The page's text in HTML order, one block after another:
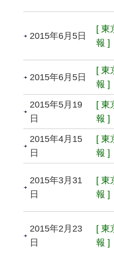
2015年6月5日
[ 東
報 ]
2015年6月5日
[ 東
報 ]
2015年5月19
日
[ 東
報 ]
2015年4月15
日
[ 東
報 ]
2015年3月31
日
[ 東
報 ]
2015年2月23
日
[ 東
報 ]